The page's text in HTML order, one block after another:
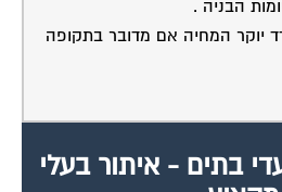
יוקר המחיה אם מדובר בתקופה
מקצוע